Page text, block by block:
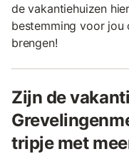
de vakantiehuizen
bestemming voor jou
brengen!
Zijn de
tripje met